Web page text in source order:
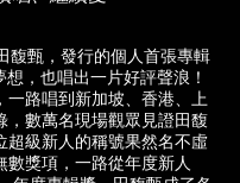
甄，發行的個人首張專輯
，也唱出一片好評聲浪！
一路唱到新加坡、香港、上
，數萬名現場觀眾見證田馥
超級新人的稱號果然名不虛
獎項，一路從年度新人